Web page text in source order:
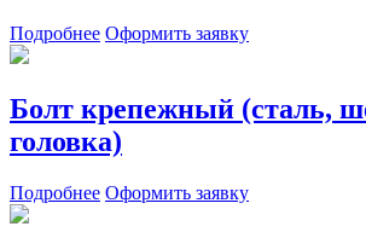
Подробнее Оформить заявку
Болт крепежный (сталь,
головка)
Подробнее Оформить заявку